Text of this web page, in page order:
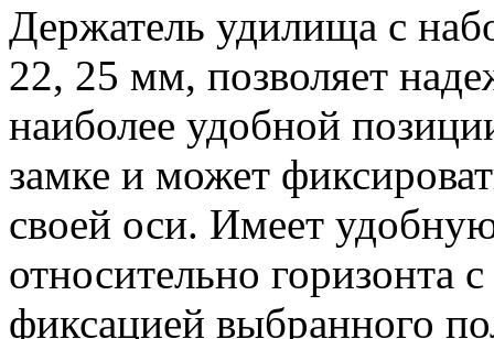
Держатель удилища с
22, 25 мм, позволяет
наиболее удобной
замке и может
своей оси. Имеет
относительно горизонта
фиксацией выбранного